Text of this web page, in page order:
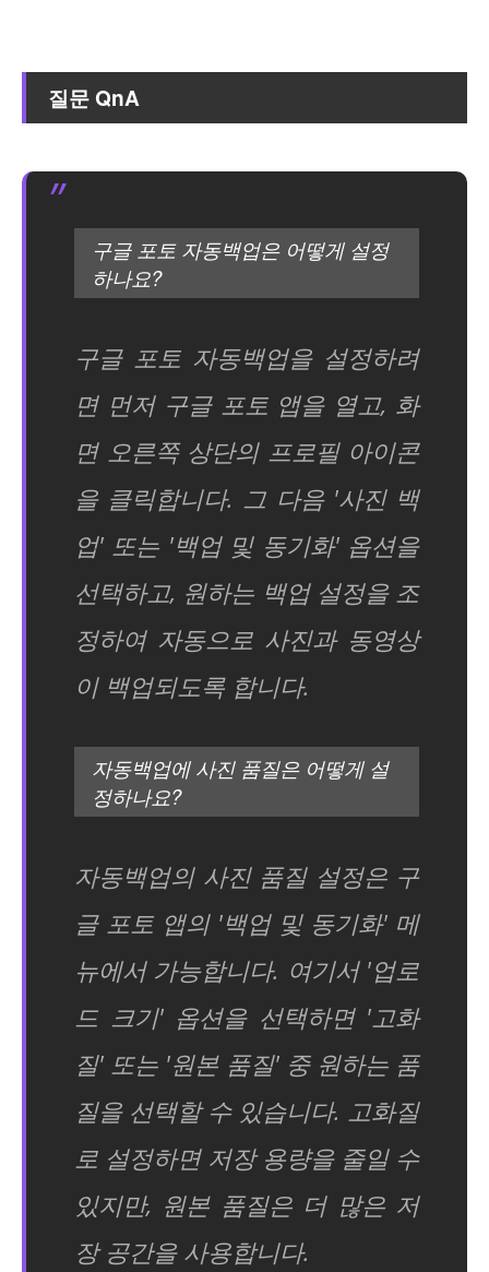
질문 QnA
구글 포토 자동백업은 어떻게 설정
하나요?
구글 포토 자동백업을 설정하려
면 먼저 구글 포토 앱을 열고, 화
면 오른쪽 상단의 프로필 아이콘
을 클릭합니다. 그 다음 '사진 백
업' 또는 '백업 및 동기화' 옵션을
선택하고, 원하는 백업 설정을 조
정하여 자동으로 사진과 동영상
이 백업되도록 합니다.
자동백업에 사진 품질은 어떻게 설
정하나요?
자동백업의 사진 품질 설정은 구
글 포토 앱의 '백업 및 동기화' 메
뉴에서 가능합니다. 여기서 '업로
드 크기' 옵션을 선택하면 '고화
질' 또는 '원본 품질' 중 원하는 품
질을 선택할 수 있습니다. 고화질
로 설정하면 저장 용량을 줄일 수
있지만, 원본 품질은 더 많은 저
장 공간을 사용합니다.